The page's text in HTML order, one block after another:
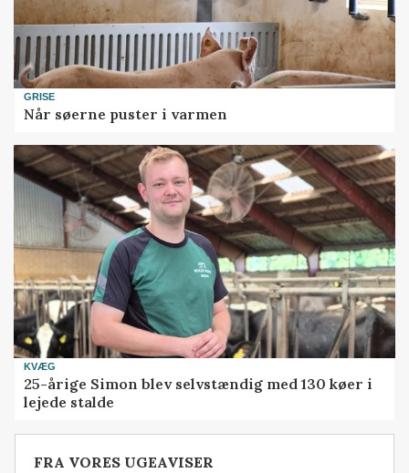
GRISE
Når søerne puster i varmen
KVÆG
25-årige Simon blev selvstændig med 130 køer i
lejede stalde
FRA VORES UGEAVISER